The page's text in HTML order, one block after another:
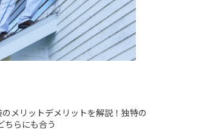
メリットデメリットを解説！独特の
ちらにも合う